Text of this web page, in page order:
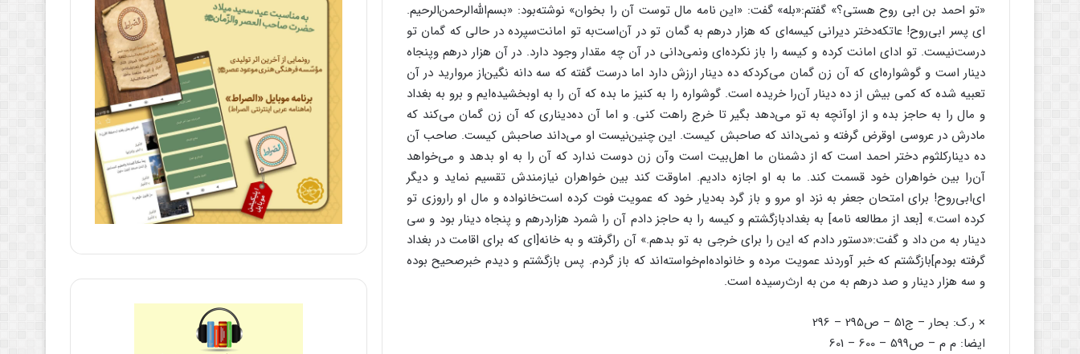
«تو احمد بن ابى روح هستى؟» گفتم:«بله‌‌» گفت: «این نامه مال توست آن را بخوان‌‌» نوشته‌‌بود: «بسم‌‌الله‌‌الرحمن‌‌الرحیم.
اى پسر ابى‌‌روح! عاتکه‌‌دختر دیرانى کیسه‌‌اى که هزار درهم به گمان تو در آن‌‌است‌‌به تو امانت‌‌سپرده در حالى که گمان تو
درست‌‌نیست. تو اداى امانت کرده و کیسه را باز نکرده‌‌اى ونمى‌‌دانى در آن چه مقدار وجود دارد. در آن هزار درهم وپنجاه
دینار است و گوشواره‌‌اى که آن زن گمان مى‌‌کردکه ده دینار ارزش دارد اما درست گفته که سه دانه نگین‌‌از مروارید در آن
تعبیه شده که کمى بیش از ده دینار آن‌‌را خریده است. گوشواره را به کنیز ما بده که آن را به اوبخشیده‌‌ایم و برو به بغداد
و مال را به حاجز بده و از اوآنچه به تو مى‌‌دهد بگیر تا خرج راهت کنى. و اما آن ده‌‌دینارى که آن زن گمان مى‌‌کند که
مادرش در عروسى اوقرض گرفته و نمى‌‌داند که صاحبش کیست. این چنین‌‌نیست او مى‌‌داند صاحبش کیست. صاحب آن
ده دینارکلثوم دختر احمد است که از دشمنان ما اهل‌‌بیت است وآن زن دوست ندارد که آن را به او بدهد و مى‌‌خواهد
آن‌‌را بین خواهران خود قسمت کند. ما به او اجازه دادیم. اماوقت کند بین خواهران نیازمندش تقسیم نماید و دیگر
اى‌‌ابى‌‌روح! براى امتحان جعفر به نزد او مرو و باز گرد به‌‌دیار خود که عمویت فوت کرده است‌‌خانواده و مال او راروزى تو
کرده است.» [بعد از مطالعه نامه] به بغدادبازگشتم و کیسه را به حاجز دادم آن را شمرد هزاردرهم و پنجاه دینار بود و سى
دینار به من داد و گفت:«دستور دادم که این را براى خرجى به تو بدهم.» آن راگرفته و به خانه[اى که براى اقامت در بغداد
گرفته بودم]بازگشتم که خبر آوردند عمویت مرده و خانواده‌‌ام‌‌خواسته‌‌اند که باز گردم. پس بازگشتم و دیدم خبرصحیح بوده
و سه هزار دینار و صد درهم به من به ارث‌‌رسیده است.
× ر.ک: بحار – ج‌‌51 – ص‌‌295 – 296
ایضا: م م – ص‌‌599 – 600 – 601